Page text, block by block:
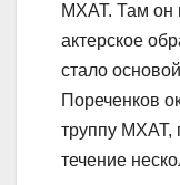
МХАТ. Там он
актерское
стало
Пореченков
труппу МХАТ,
течение